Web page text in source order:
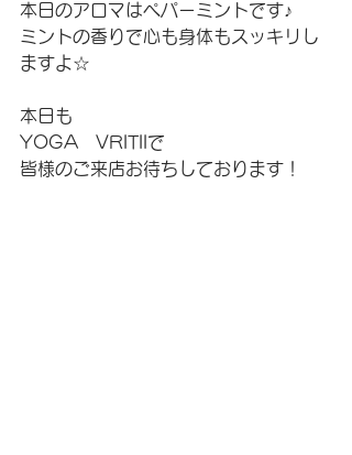
本日のアロマはペパーミントです♪
ミントの香りで心も身体もスッキリし
ますよ☆
本日も
YOGA　VRITIIで
皆様のご来店お待ちしております！